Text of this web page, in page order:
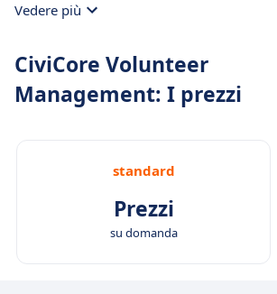
Vedere più
CiviCore Volunteer
Management: I prezzi
standard
Prezzi
su domanda